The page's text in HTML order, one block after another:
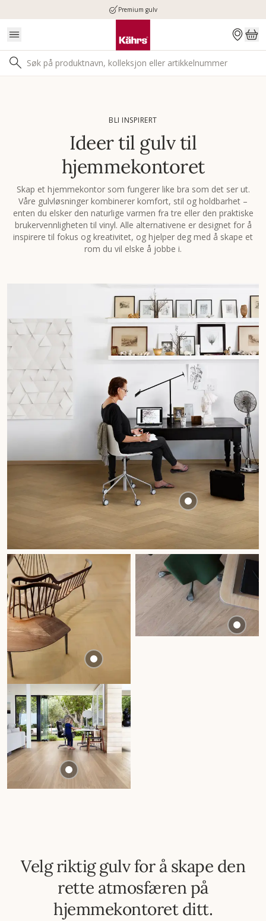
Premium gulv
BLI INSPIRERT
Ideer til gulv til
hjemmekontoret
Skap et hjemmekontor som fungerer like bra som det ser ut.
Våre gulvløsninger kombinerer komfort, stil og holdbarhet –
enten du elsker den naturlige varmen fra tre eller den praktiske
brukervennligheten til vinyl. Alle alternativene er designet for å
inspirere til fokus og kreativitet, og hjelper deg med å skape et
rom du vil elske å jobbe i.
Velg riktig gulv for å skape den
rette atmosfæren på
hjemmekontoret ditt.